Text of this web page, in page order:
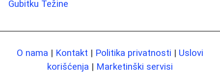
Gubitku Težine
O nama | Kontakt | Politika privatnosti | Uslovi
korišćenja | Marketinški servisi